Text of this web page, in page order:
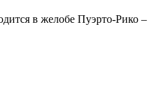
в желобе Пуэрто-Рико –